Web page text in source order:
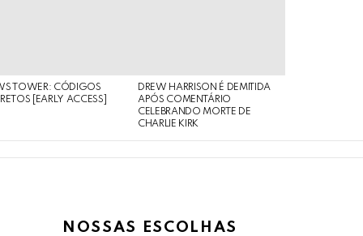
TOWER: CÓDIGOS
[EARLY ACCESS]
DREW HARRISON É DEMITIDA
APÓS COMENTÁRIO
CELEBRANDO MORTE DE
CHARLIE KIRK
NOSSAS ESCOLHAS